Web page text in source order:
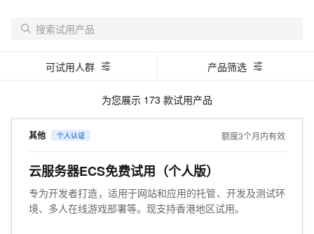
可试用人群 产品筛选
为您展示 173 款试用产品
其他 额度3个月内有效
云服务器ECS免费试用（个人版）
专为开发者打造，适用于网站和应用的托管、开发及测试环
境、多人在线游戏部署等。现支持香港地区试用。